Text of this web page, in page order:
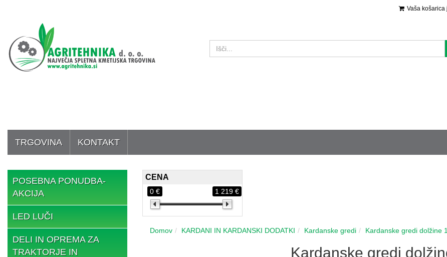
Vaša košarica
TRGOVINA KONTAKT
POSEBNA PONUDBA-
AKCIJA
LED LUČI
DELI IN OPREMA ZA
TRAKTORJE IN
CENA
0 € 1 219 €
Domov KARDANI IN KARDANSKI DODATKI Kardanske gredi Kardanske gredi dolžine
Kardanske gredi